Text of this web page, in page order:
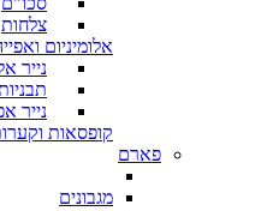
צלחות
אלומיניום
נייר
נייר
קופסאות
פארם
מגבונים